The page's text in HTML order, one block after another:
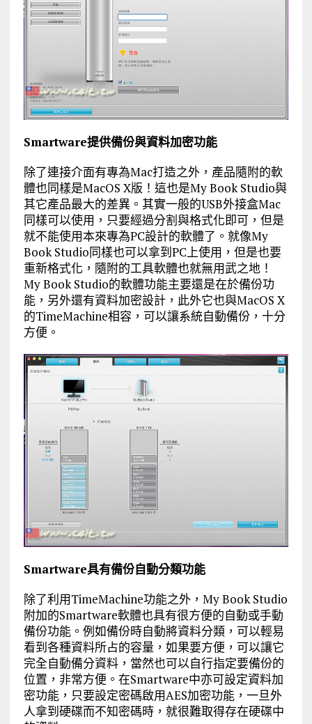
Smartware提供備份與資料加密功能
除了連接介面有專為Mac打造之外，產品隨附的軟
體也同樣是MacOS X版！這也是My Book Studio與
其它產品最大的差異。其實一般的USB外接盒Mac
同樣可以使用，只要經過分割與格式化即可，但是
就不能使用本來專為PC設計的軟體了。就像My
Book Studio同樣也可以拿到PC上使用，但是也要
重新格式化，隨附的工具軟體也就無用武之地！
My Book Studio的軟體功能主要還是在於備份功
能，另外還有資料加密設計，此外它也與MacOS X
的TimeMachine相容，可以讓系統自動備份，十分
方便。
Smartware具有備份自動分類功能
除了利用TimeMachine功能之外，My Book Studio
附加的Smartware軟體也具有很方便的自動或手動
備份功能。例如備份時自動將資料分類，可以輕易
看到各種資料所占的容量，如果要方便，可以讓它
完全自動備分資料，當然也可以自行指定要備份的
位置，非常方便。在Smartware中亦可設定資料加
密功能，只要設定密碼啟用AES加密功能，一旦外
人拿到硬碟而不知密碼時，就很難取得存在硬碟中